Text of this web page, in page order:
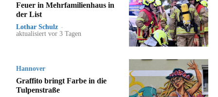
Feuer in Mehrfamilienhaus in
der List
Lothar Schulz -
aktualisiert vor 3 Tagen
Hannover
Graffito bringt Farbe in die
Tulpenstraße